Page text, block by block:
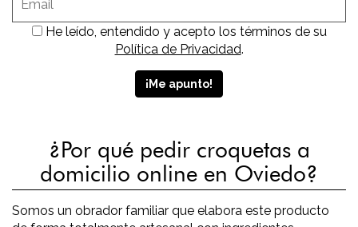
He leído, entendido y acepto los términos de su
Política de Privacidad.
¿Por qué pedir croquetas a
domicilio online en Oviedo?
Somos un obrador familiar que elabora este producto